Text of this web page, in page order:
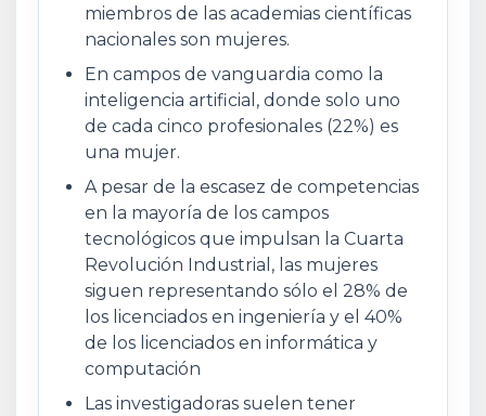
miembros de las academias científicas
nacionales son mujeres.
En campos de vanguardia como la
inteligencia artificial, donde solo uno
de cada cinco profesionales (22%) es
una mujer.
A pesar de la escasez de competencias
en la mayoría de los campos
tecnológicos que impulsan la Cuarta
Revolución Industrial, las mujeres
siguen representando sólo el 28% de
los licenciados en ingeniería y el 40%
de los licenciados en informática y
computación
Las investigadoras suelen tener